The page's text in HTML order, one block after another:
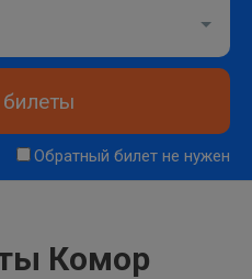
Обратный билет не нужен
Комор